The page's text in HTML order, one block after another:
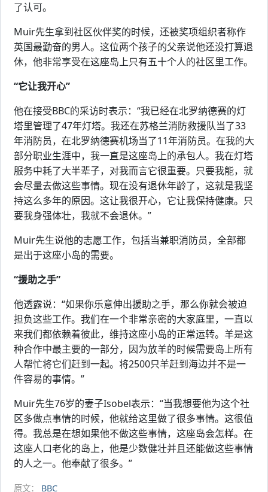
了认可。
Muir先生拿到社区伙伴奖的时候，还被奖项组织者称作
英国最勤奋的男人。这位两个孩子的父亲说他还没打算退
休，他非常享受在这座岛上只有五十个人的社区里工作。
“它让我开心”
他在接受BBC的采访时表示：“我已经在北罗纳德赛的灯
塔里管理了47年灯塔。我还在苏格兰消防救援队当了33
年消防员，在北罗纳德赛机场当了11年消防员。在我的大
部分职业生涯中，我一直是这座岛上的承包人。我在灯塔
服务中耗了大半辈子，对我而言它很重要。只要我能，就
会尽量去做这些事情。现在没有退休年龄了，这就是我坚
持这么多年的原因。这让我很开心，它让我保持健康。只
要我身强体壮，我就不会退休。”
Muir先生说他的志愿工作，包括当兼职消防员，全部都
是出于这座小岛的需要。
“援助之手”
他透露说：“如果你乐意伸出援助之手，那么你就会被迫
担负这些工作。我们在一个非常亲密的大家庭里，一直以
来我们都依赖着彼此，维持这座小岛的正常运转。羊是这
种合作中最主要的一部分，因为放羊的时候需要岛上所有
人帮忙将它们赶到一起。将2500只羊赶到海边并不是一
件容易的事情。”
Muir先生76岁的妻子Isobel表示：“当我想要他为这个社
区多做点事情的时候，他就给这里做了很多事情。这很值
得。我总是在想如果他不做这些事情，这座岛会怎样。在
这座人口老化的岛上，他是少数健壮并且还能做这些事情
的人之一。他奉献了很多。”
原文： BBC